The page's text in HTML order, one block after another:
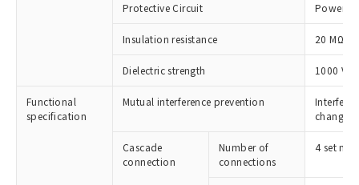
Protective Circuit Power
Insulation resistance 20 MΩ
Dielectric strength 1000
Functional
specification
Mutual interference prevention
change
Cascade
connection
Number of
connections
4 set
※1 対応状況
対応済み：EU RoHS指令（10物質）の
非含有に対応した製品が提供可能な商品で
対応予定：EU RoHS指令（10物質）の非含